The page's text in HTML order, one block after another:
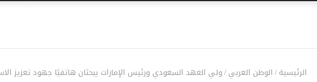
الرئيسية/الوطن العربي/ولي العهد السعودي ورئيس الإمارات يبحثان هاتفيًا جهود تعزيز